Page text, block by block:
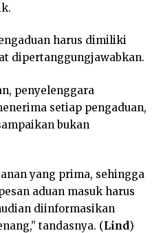
harus dimiliki
dipertanggungjawabkan.
penyelenggara
setiap pengaduan,
bukan
yang prima, sehingga
aduan masuk harus
diinformasikan
tandasnya. (Lind)